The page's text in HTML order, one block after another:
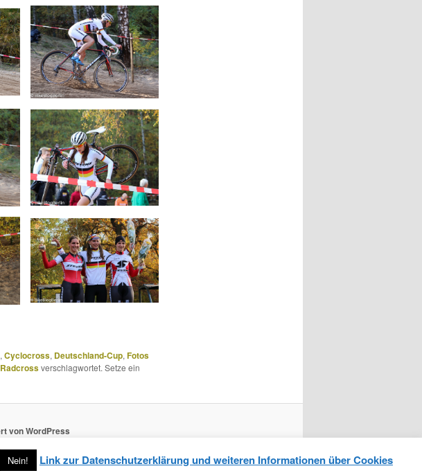
, Cyclocross, Deutschland-Cup, Fotos
Radcrossverschlagwortet. Setze ein
von WordPress
Nein! Link zur Datenschutzerklärung und weiteren Informationen über Cookies